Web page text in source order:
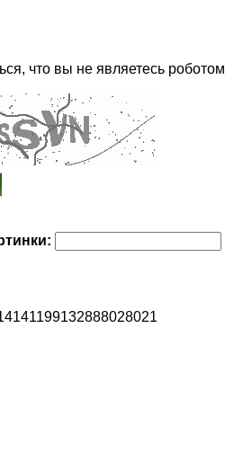
что вы не являетесь роботом